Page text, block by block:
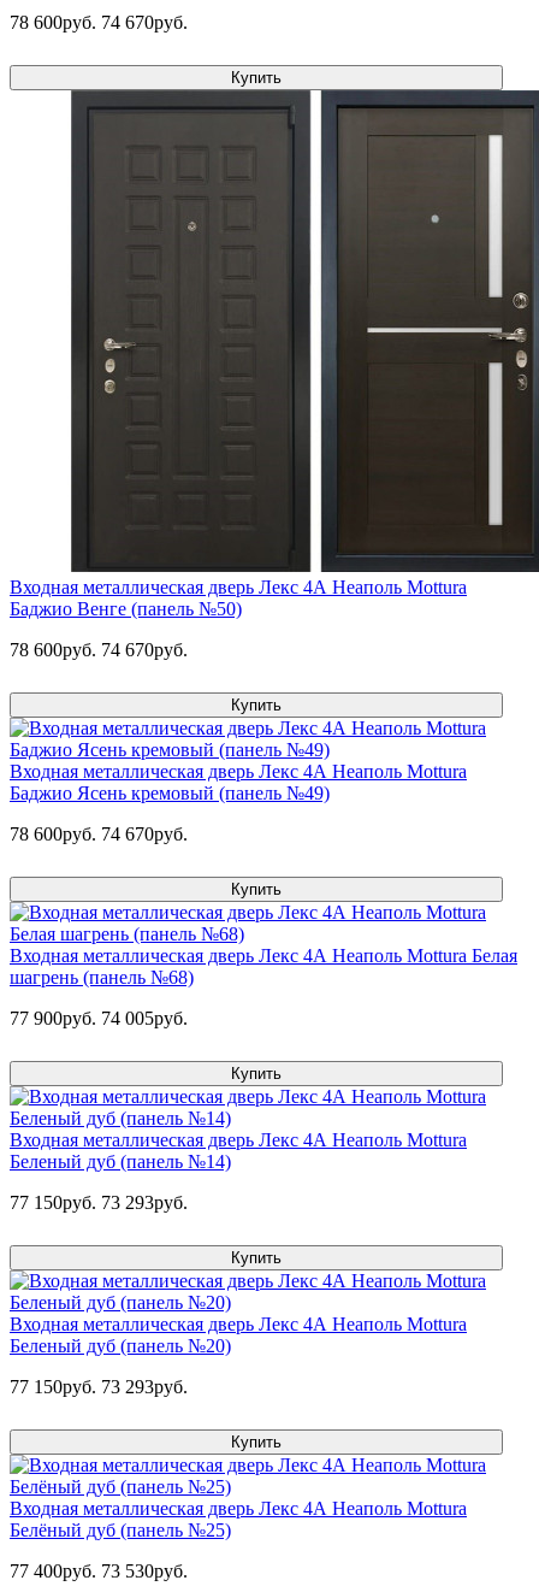
78 600руб. 74 670руб.
Купить
Входная металлическая дверь Лекс 4А Неаполь Mottura
Баджио Венге (панель №50)
78 600руб. 74 670руб.
Купить
Входная металлическая дверь Лекс 4А Неаполь Mottura
Баджио Ясень кремовый (панель №49)
78 600руб. 74 670руб.
Купить
Входная металлическая дверь Лекс 4А Неаполь Mottura Белая
шагрень (панель №68)
77 900руб. 74 005руб.
Купить
Входная металлическая дверь Лекс 4А Неаполь Mottura
Беленый дуб (панель №14)
77 150руб. 73 293руб.
Купить
Входная металлическая дверь Лекс 4А Неаполь Mottura
Беленый дуб (панель №20)
77 150руб. 73 293руб.
Купить
Входная металлическая дверь Лекс 4А Неаполь Mottura
Белёный дуб (панель №25)
77 400руб. 73 530руб.